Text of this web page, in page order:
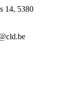
14, 5380